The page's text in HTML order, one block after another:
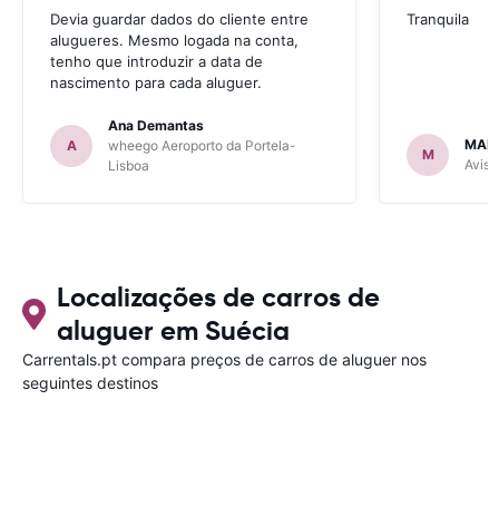
Devia guardar dados do cliente entre
alugueres. Mesmo logada na conta,
tenho que introduzir a data de
nascimento para cada aluguer.
A
Ana Demantas
wheego Aeroporto da Portela-
Lisboa
Tranquila
M
Avis
Localizações de carros de
aluguer em Suécia
Carrentals.pt compara preços de carros de aluguer nos
seguintes destinos